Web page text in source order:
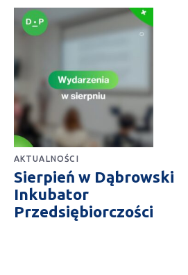
AKTUALNOŚCI
Sierpień w Dąbrowski
Inkubator
Przedsiębiorczości